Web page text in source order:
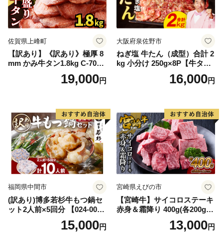
佐賀県上峰町
【訳あり】《訳あり》極厚 8
mm かみ牛タン1.8kg C-709-
19,000円
大阪府泉佐野市
ねぎ塩 牛たん（成型）合計 2
kg 小分け 250g×8P【牛タン
牛肉 焼肉用 薄切り 訳あり サ
16,000円
福岡県中間市
(訳あり)博多若杉牛もつ鍋セ
ット2人前×5回分 【024-002
15,000円
宮崎県えびの市
【宮崎牛】サイコロステーキ
赤身＆霜降り 400g(各200g×
１P 計2P) 真空パック 冷凍
13,000円